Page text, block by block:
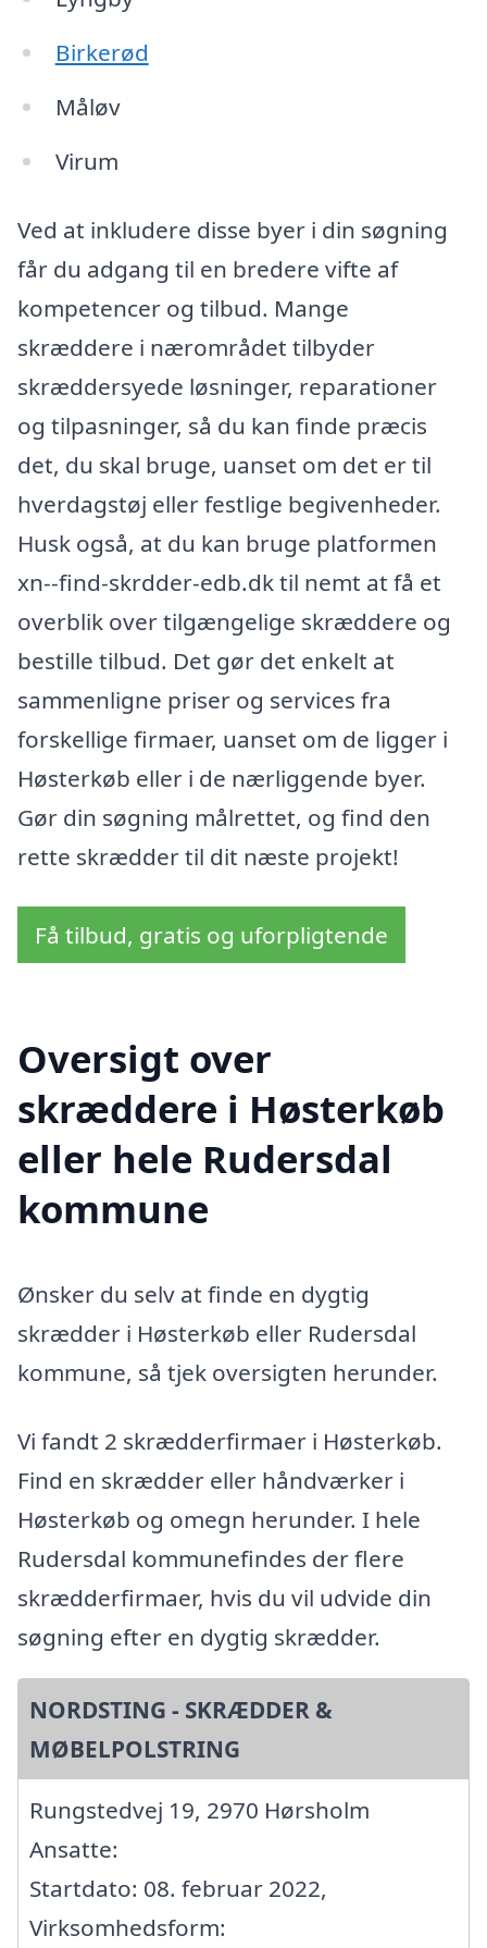
Birkerød
Måløv
Virum
Ved at inkludere disse byer i din søgning
får du adgang til en bredere vifte af
kompetencer og tilbud. Mange
skræddere i nærområdet tilbyder
skræddersyede løsninger, reparationer
og tilpasninger, så du kan finde præcis
det, du skal bruge, uanset om det er til
hverdagstøj eller festlige begivenheder.
Husk også, at du kan bruge platformen
xn--find-skrdder-edb.dk til nemt at få et
overblik over tilgængelige skræddere og
bestille tilbud. Det gør det enkelt at
sammenligne priser og services fra
forskellige firmaer, uanset om de ligger i
Høsterkøb eller i de nærliggende byer.
Gør din søgning målrettet, og find den
rette skrædder til dit næste projekt!
Få tilbud, gratis og uforpligtende
Oversigt over
skræddere i Høsterkøb
eller hele Rudersdal
kommune
Ønsker du selv at finde en dygtig
skrædder i Høsterkøb eller Rudersdal
kommune, så tjek oversigten herunder.
Vi fandt 2 skrædderfirmaer i Høsterkøb.
Find en skrædder eller håndværker i
Høsterkøb og omegn herunder. I hele
Rudersdal kommunefindes der flere
skrædderfirmaer, hvis du vil udvide din
søgning efter en dygtig skrædder.
NORDSTING - SKRÆDDER &
MØBELPOLSTRING
Rungstedvej 19, 2970 Hørsholm
Ansatte:
Startdato: 08. februar 2022,
Virksomhedsform: